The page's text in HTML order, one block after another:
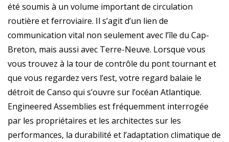
été soumis à un volume important de circulation
routière et ferroviaire. Il s’agit d’un lien de
communication vital non seulement avec l’île du Cap-
Breton, mais aussi avec Terre-Neuve. Lorsque vous
vous trouvez à la tour de contrôle du pont tournant et
que vous regardez vers l’est, votre regard balaie le
détroit de Canso qui s’ouvre sur l’océan Atlantique.
Engineered Assemblies est fréquemment interrogée
par les propriétaires et les architectes sur les
performances, la durabilité et l’adaptation climatique de